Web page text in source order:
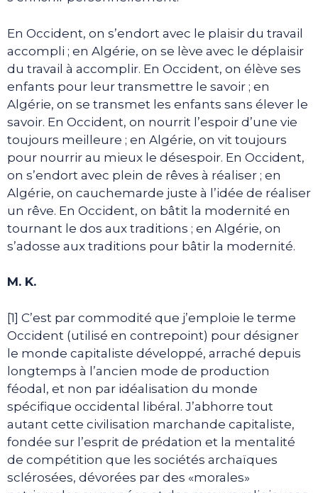
En Occident, on s’endort avec le plaisir du travail
accompli ; en Algérie, on se lève avec le déplaisir
du travail à accomplir. En Occident, on élève ses
enfants pour leur transmettre le savoir ; en
Algérie, on se transmet les enfants sans élever le
savoir. En Occident, on nourrit l’espoir d’une vie
toujours meilleure ; en Algérie, on vit toujours
pour nourrir au mieux le désespoir. En Occident,
on s’endort avec plein de rêves à réaliser ; en
Algérie, on cauchemarde juste à l’idée de réaliser
un rêve. En Occident, on bâtit la modernité en
tournant le dos aux traditions ; en Algérie, on
s’adosse aux traditions pour bâtir la modernité.
M. K.
[1] C’est par commodité que j’emploie le terme
Occident (utilisé en contrepoint) pour désigner
le monde capitaliste développé, arraché depuis
longtemps à l’ancien mode de production
féodal, et non par idéalisation du monde
spécifique occidental libéral. J’abhorre tout
autant cette civilisation marchande capitaliste,
fondée sur l’esprit de prédation et la mentalité
de compétition que les sociétés archaïques
sclérosées, dévorées par des «morales»